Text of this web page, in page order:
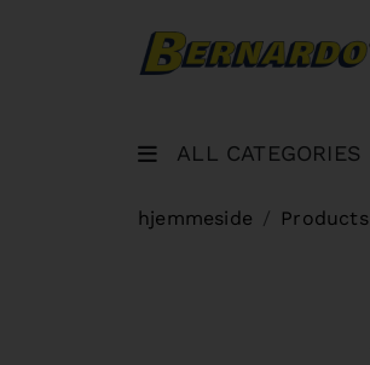
ALL CATEGORIES
hjemmeside Products